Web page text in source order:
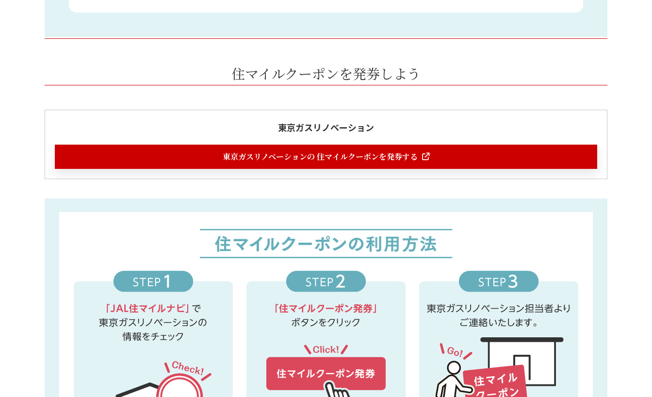
住マイルクーポンを発券しよう
東京ガスリノベーション
東京ガスリノベーションの 住マイルクーポンを発券する